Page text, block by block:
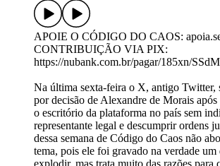
APOIE O CÓDIGO DO CAOS:
CONTRIBUIÇÃO VIA PIX:
https://nubank.com.br/pagar/185xn/
Na última sexta-feira o X, antigo Twitter,
por decisão de Alexandre de Morais
o escritório da plataforma no país sem
representante legal e descumprir ordens
dessa semana de Código do Caos não
tema, pois ele foi gravado na verdade um